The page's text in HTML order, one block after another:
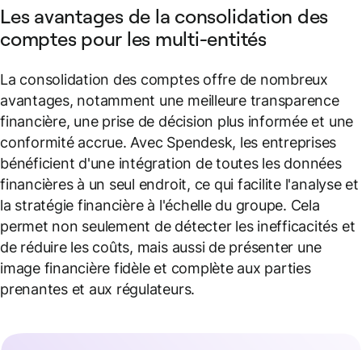
Les avantages de la consolidation des
comptes pour les multi-entités
La consolidation des comptes offre de nombreux
avantages, notamment une meilleure transparence
financière, une prise de décision plus informée et une
conformité accrue. Avec Spendesk, les entreprises
bénéficient d'une intégration de toutes les données
financières à un seul endroit, ce qui facilite l'analyse et
la stratégie financière à l'échelle du groupe. Cela
permet non seulement de détecter les inefficacités et
de réduire les coûts, mais aussi de présenter une
image financière fidèle et complète aux parties
prenantes et aux régulateurs.